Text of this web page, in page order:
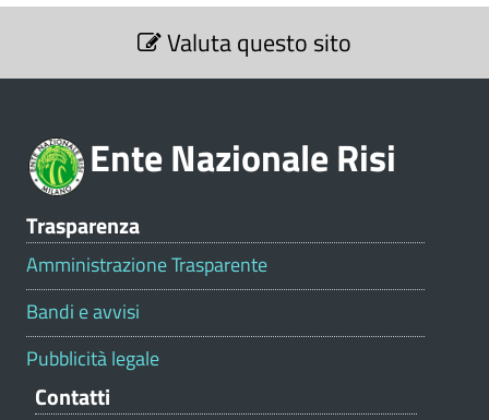
S
z
Valuta questo sito
Ente Nazionale Risi
Trasparenza
Amministrazione Trasparente
Bandi e avvisi
Pubblicità legale
Contatti